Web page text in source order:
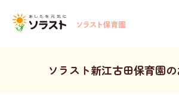
ソラスト新江古田保育園